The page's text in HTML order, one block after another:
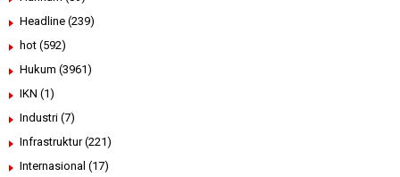
Headline (239)
hot (592)
Hukum (3961)
IKN (1)
Industri (7)
Infrastruktur (221)
Internasional (17)